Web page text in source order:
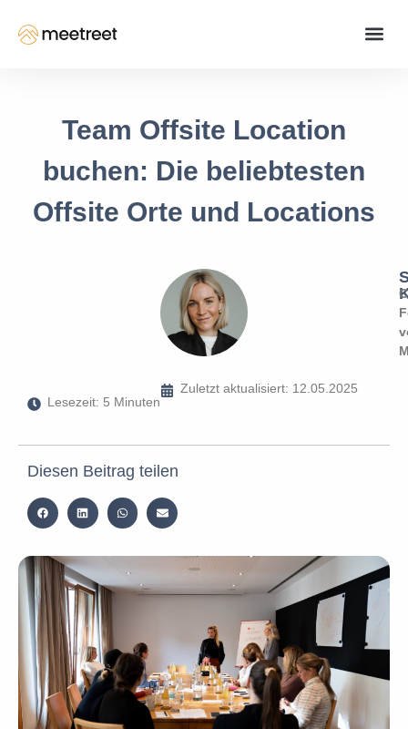
Team Offsite Location
buchen: Die beliebtesten
Offsite Orte und Locations
Zuletzt aktualisiert: 12.05.2025
Diesen Beitrag teilen